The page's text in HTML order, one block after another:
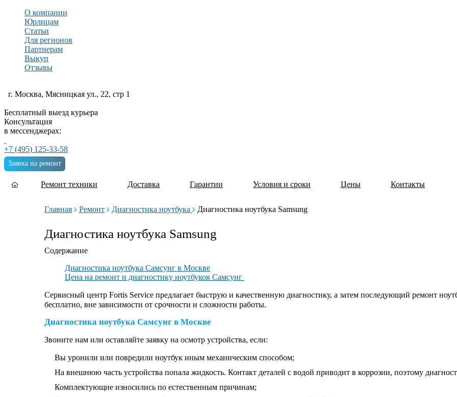
О компании
Юрлицам
Статьи
Для регионов
Партнерам
Выкуп
Отзывы
г. Москва, Мясницкая ул., 22, стр 1
Бесплатный выезд курьера
Консультация
в мессенджерах:
+7 (495) 125-33-58
Заявка на ремонт
Ремонт техники Доставка Гарантии Условия и сроки Цены Контакты
Главная Ремонт Диагностика ноутбука Диагностика ноутбука Samsung
Диагностика ноутбука Samsung
Содержание
Диагностика ноутбука Самсунг в Москве
Цена на ремонт и диагностику ноутбуков Cамсунг
Сервисный центр Fortis Service предлагает быструю и качественную диагностику, а затем последующий ремонт
бесплатно, вне зависимости от срочности и сложности работы.
Диагностика ноутбука Самсунг в Москве
Звоните нам или оставляйте заявку на осмотр устройства, если:
Вы уронили или повредили ноутбук иным механическим способом;
На внешнюю часть устройства попала жидкость. Контакт деталей с водой приводит в коррозии, поэтому
Комплектующие износились по естественным причинам;